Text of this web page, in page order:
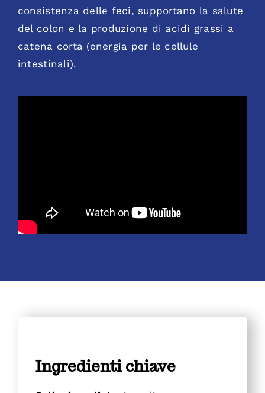
consistenza delle feci, supportano la salute
del colon e la produzione di acidi grassi a
catena corta (energia per le cellule
intestinali).
Ingredienti chiave